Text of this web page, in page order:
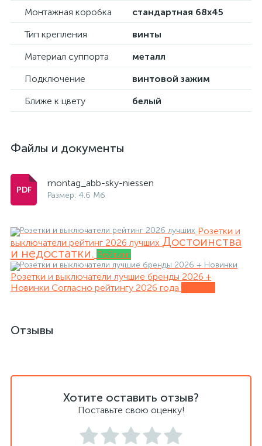
Монтажная коробка
стандартная 68х45
Тип крепления
винты
Материал суппорта
металл
Подключение
винтовой зажим
Ближе к цвету
белый
Файлы и документы
montag_abb-sky-niessen
Размер: 4.6 Мб
Розетки и
выключатели рейтинг 2026 лучших Достоинства
и недостатки. Рейтинг
Розетки и выключатели лучшие бренды 2026 +
Новинки Согласно рейтингу 2026 года
Отзывы
Хотите оставить отзыв?
Поставьте свою оценку!